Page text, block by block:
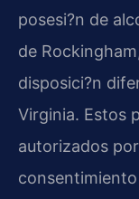
posesi?n de
de
disposici?n
Virginia. Estos
autorizados